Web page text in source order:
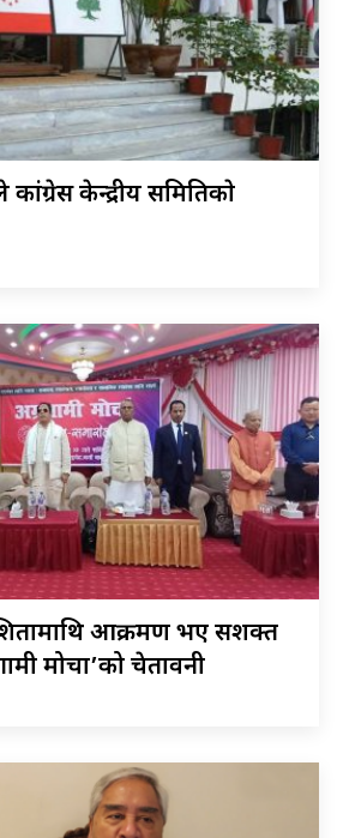
केन्द्रीय समितिकाे
आक्रमण भए सशक्त
मोर्चा’को चेतावनी